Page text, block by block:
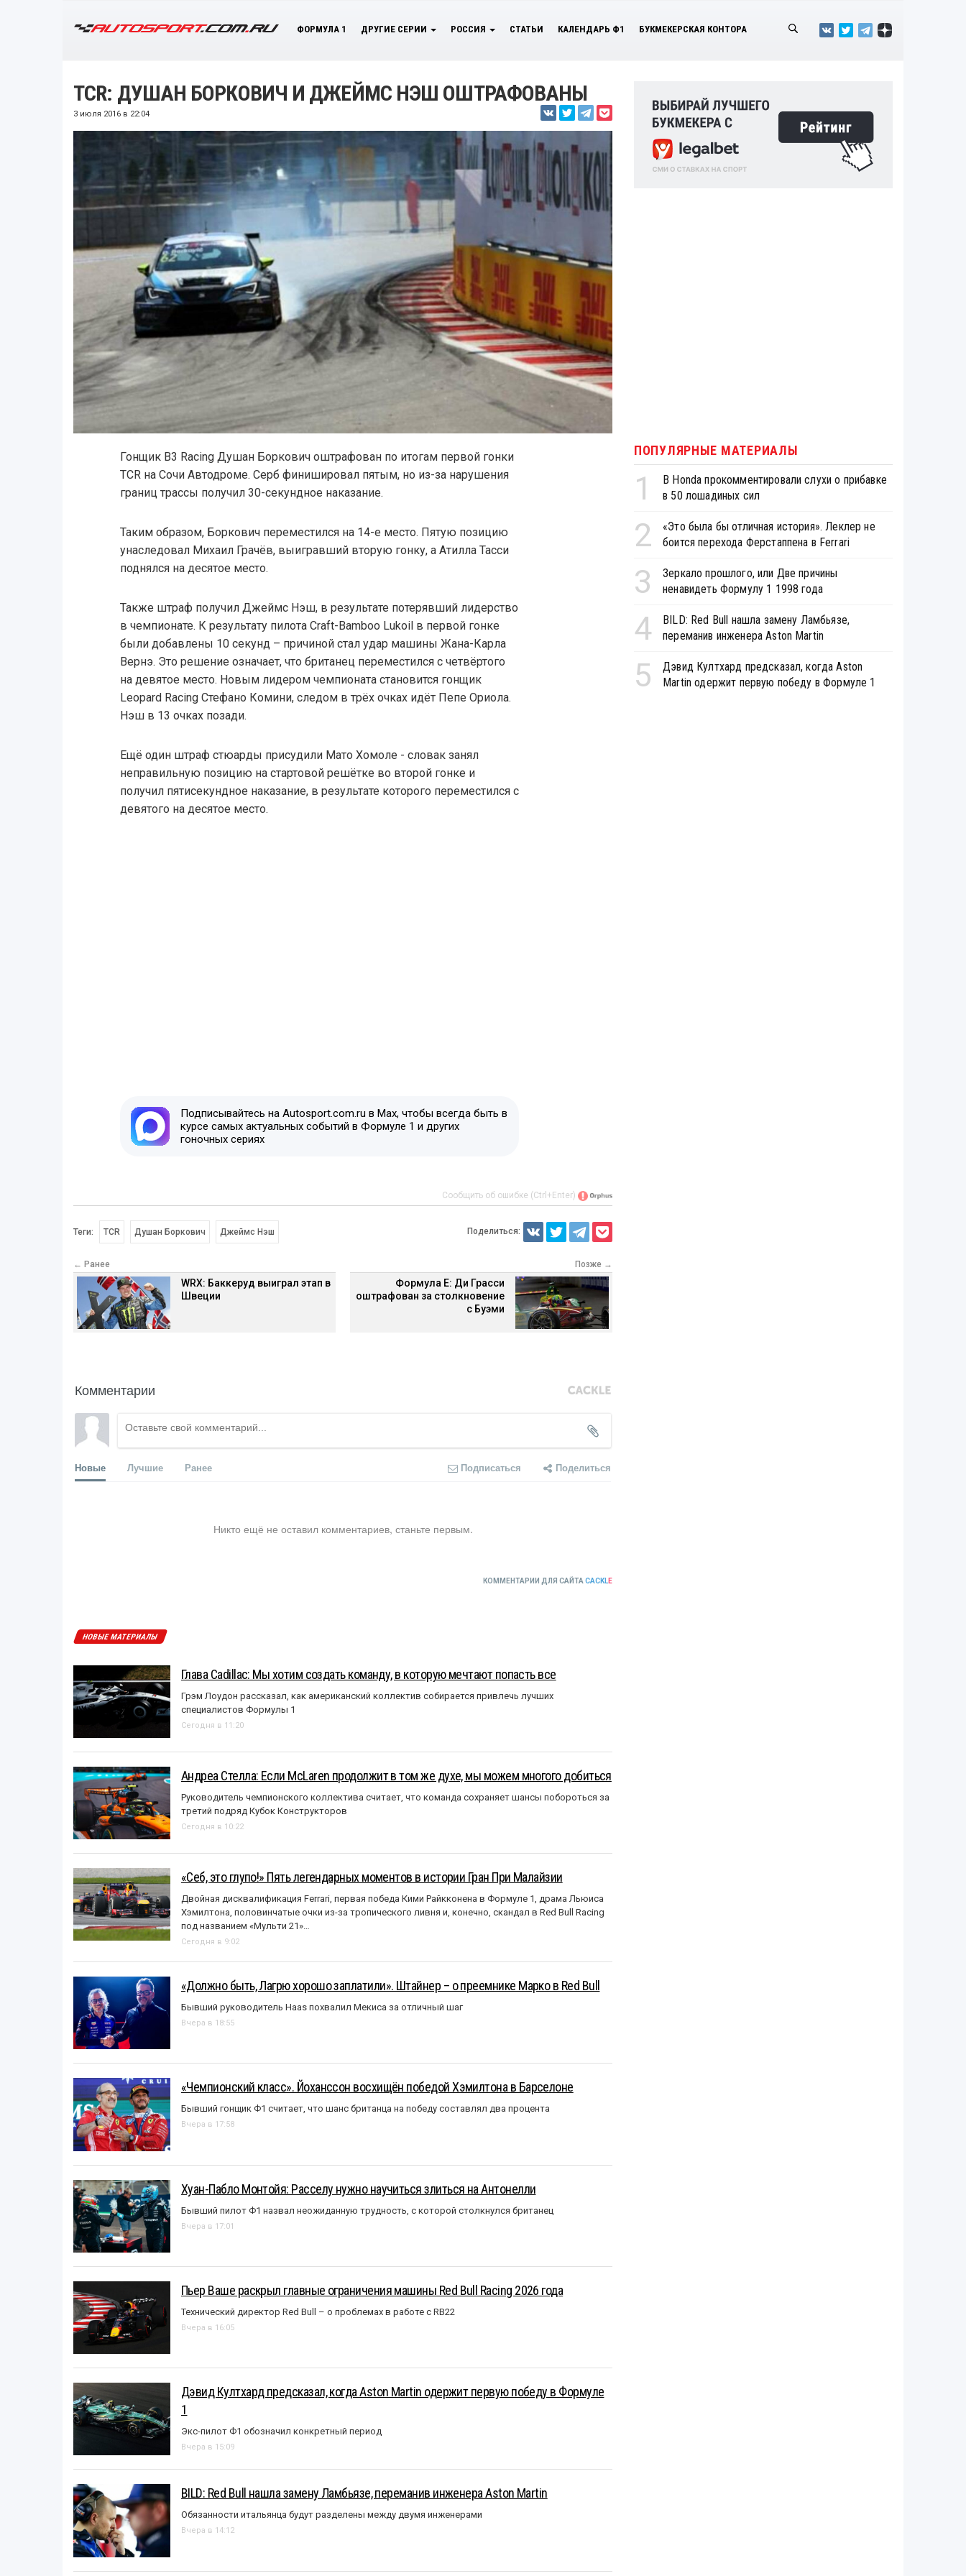
ФОРМУЛА 1 ДРУГИЕ СЕРИИ РОССИЯ СТАТЬИ КАЛЕНДАРЬ Ф1 БУКМЕКЕРСКАЯ КОНТОРА
TCR: ДУШАН БОРКОВИЧ И ДЖЕЙМС НЭШ ОШТРАФОВАНЫ
3 июля 2016 в 22:04
Гонщик B3 Racing Душан Боркович оштрафован по итогам первой гонки
TCR на Сочи Автодроме. Серб финишировал пятым, но из-за нарушения
границ трассы получил 30-секундное наказание.
Таким образом, Боркович переместился на 14-е место. Пятую позицию
унаследовал Михаил Грачёв, выигравший вторую гонку, а Атилла Тасси
поднялся на десятое место.
Также штраф получил Джеймс Нэш, в результате потерявший лидерство
в чемпионате. К результату пилота Craft-Bamboo Lukoil в первой гонке
были добавлены 10 секунд – причиной стал удар машины Жана-Карла
Вернэ. Это решение означает, что британец переместился с четвёртого
на девятое место. Новым лидером чемпионата становится гонщик
Leopard Racing Стефано Комини, следом в трёх очках идёт Пепе Ориола.
Нэш в 13 очках позади.
Ещё один штраф стюарды присудили Мато Хомоле - словак занял
неправильную позицию на стартовой решётке во второй гонке и
получил пятисекундное наказание, в результате которого переместился с
девятого на десятое место.
Подписывайтесь на Autosport.com.ru в Max, чтобы всегда быть в
курсе самых актуальных событий в Формуле 1 и других
гоночных сериях
Сообщить об ошибке (Ctrl+Enter)
Теги: TCR Душан Боркович Джеймс Нэш Поделиться:
← Ранее
WRX: Баккеруд выиграл этап в
Швеции
Позже →
Формула E: Ди Грасси
оштрафован за столкновение
с Буэми
Комментарии
Новые Лучшие Ранее Подписаться Поделиться
Никто ещё не оставил комментариев, станьте первым.
КОММЕНТАРИИ ДЛЯ САЙТА CACKLE
НОВЫЕ МАТЕРИАЛЫ
Глава Cadillac: Мы хотим создать команду, в которую мечтают попасть все
Грэм Лоудон рассказал, как американский коллектив собирается привлечь лучших
специалистов Формулы 1
Сегодня в 11:20
Андреа Стелла: Если McLaren продолжит в том же духе, мы можем многого добиться
Руководитель чемпионского коллектива считает, что команда сохраняет шансы побороться за
третий подряд Кубок Конструкторов
Сегодня в 10:22
«Себ, это глупо!» Пять легендарных моментов в истории Гран При Малайзии
Двойная дисквалификация Ferrari, первая победа Кими Райкконена в Формуле 1, драма Льюиса
Хэмилтона, половинчатые очки из-за тропического ливня и, конечно, скандал в Red Bull Racing
под названием «Mульти 21»…
Сегодня в 9:02
«Должно быть, Лагрю хорошо заплатили». Штайнер – о преемнике Марко в Red Bull
Бывший руководитель Haas похвалил Мекиса за отличный шаг
Вчера в 18:55
«Чемпионский класс». Йоханссон восхищён победой Хэмилтона в Барселоне
Бывший гонщик Ф1 считает, что шанс британца на победу составлял два процента
Вчера в 17:58
Хуан-Пабло Монтойя: Расселу нужно научиться злиться на Антонелли
Бывший пилот Ф1 назвал неожиданную трудность, с которой столкнулся британец
Вчера в 17:01
Пьер Ваше раскрыл главные ограничения машины Red Bull Racing 2026 года
Технический директор Red Bull – о проблемах в работе с RB22
Вчера в 16:05
Дэвид Култхард предсказал, когда Aston Martin одержит первую победу в Формуле
1
Экс-пилот Ф1 обозначил конкретный период
Вчера в 15:09
BILD: Red Bull нашла замену Ламбьязе, переманив инженера Aston Martin
Обязанности итальянца будут разделены между двумя инженерами
Вчера в 14:12
ПОПУЛЯРНЫЕ МАТЕРИАЛЫ
1
В Honda прокомментировали слухи о прибавке
в 50 лошадиных сил
2
«Это была бы отличная история». Леклер не
боится перехода Ферстаппена в Ferrari
3
Зеркало прошлого, или Две причины
ненавидеть Формулу 1 1998 года
4
BILD: Red Bull нашла замену Ламбьязе,
переманив инженера Aston Martin
5
Дэвид Култхард предсказал, когда Aston
Martin одержит первую победу в Формуле 1